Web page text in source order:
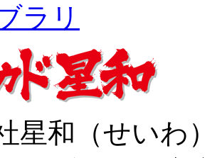
ラリ
星和（せいわ